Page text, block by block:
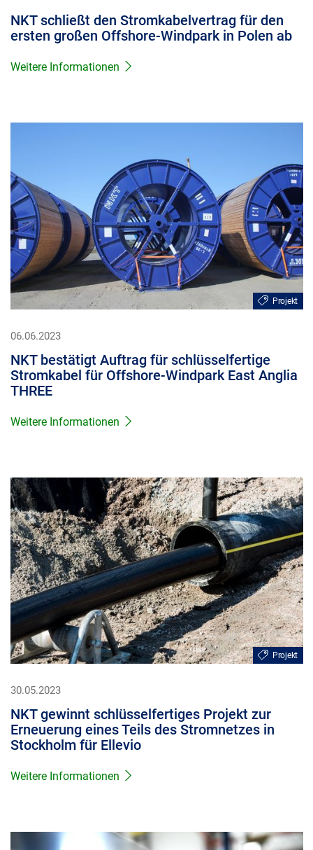
NKT schließt den Stromkabelvertrag für den
ersten großen Offshore-Windpark in Polen ab
Weitere Informationen
Projekt
06.06.2023
NKT bestätigt Auftrag für schlüsselfertige
Stromkabel für Offshore-Windpark East Anglia
THREE
Weitere Informationen
Projekt
30.05.2023
NKT gewinnt schlüsselfertiges Projekt zur
Erneuerung eines Teils des Stromnetzes in
Stockholm für Ellevio
Weitere Informationen